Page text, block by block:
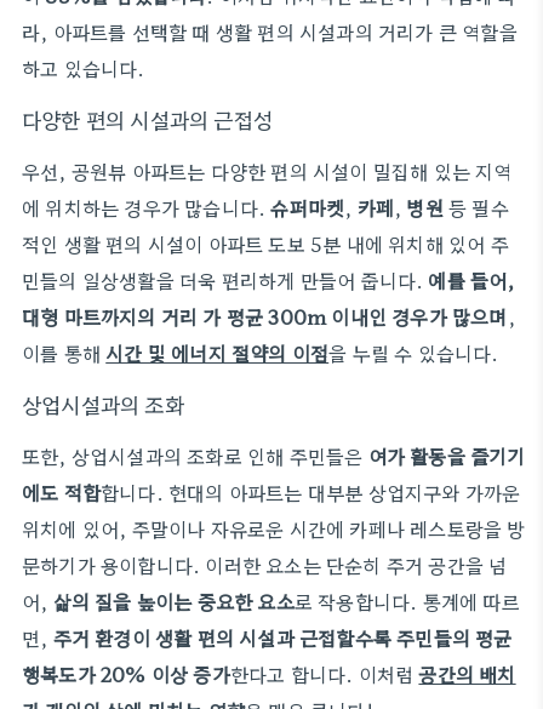
라, 아파트를 선택할 때 생활 편의 시설과의 거리가 큰 역할을
하고 있습니다.
다양한 편의 시설과의 근접성
우선, 공원뷰 아파트는 다양한 편의 시설이 밀집해 있는 지역
에 위치하는 경우가 많습니다.슈퍼마켓, 카페, 병원 등 필수
적인 생활 편의 시설이 아파트 도보 5분 내에 위치해 있어 주
민들의 일상생활을 더욱 편리하게 만들어 줍니다. 예를 들어,
대형 마트까지의 거리 가 평균 300m 이내인 경우가 많으며,
이를 통해 시간 및 에너지 절약의 이점을 누릴 수 있습니다.
상업시설과의 조화
또한, 상업시설과의 조화로 인해 주민들은 여가 활동을 즐기기
에도 적합합니다. 현대의 아파트는 대부분 상업지구와 가까운
위치에 있어, 주말이나 자유로운 시간에 카페나 레스토랑을 방
문하기가 용이합니다. 이러한 요소는 단순히 주거 공간을 넘
어, 삶의 질을 높이는 중요한 요소로 작용합니다. 통계에 따르
면, 주거 환경이 생활 편의 시설과 근접할수록 주민들의 평균
행복도가 20% 이상 증가한다고 합니다. 이처럼공간의 배치